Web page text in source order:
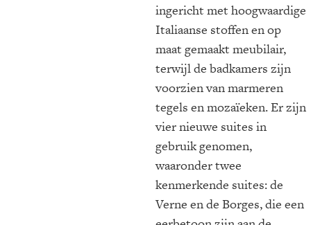
ingericht met hoogwaardige
Italiaanse stoffen en op
maat gemaakt meubilair,
terwijl de badkamers zijn
voorzien van marmeren
tegels en mozaïeken. Er zijn
vier nieuwe suites in
gebruik genomen,
waaronder twee
kenmerkende suites: de
Verne en de Borges, die een